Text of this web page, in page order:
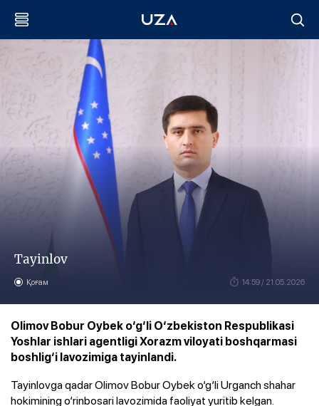
Tayinlov
Қоғам 14:59 / 21.05.2026
Olimov Bobur Oybek o‘g‘li O‘zbekiston Respublikasi
Yoshlar ishlari agentligi Xorazm viloyati boshqarmasi
boshlig‘i lavozimiga tayinlandi.
Tayinlovga qadar Olimov Bobur Oybek o‘g‘li Urganch shahar
hokimining o‘rinbosari lavozimida faoliyat yuritib kelgan.